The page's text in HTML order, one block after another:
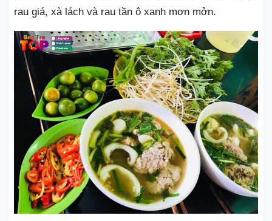
rau giá, xà lách và rau tần ô xanh mơn mởn.